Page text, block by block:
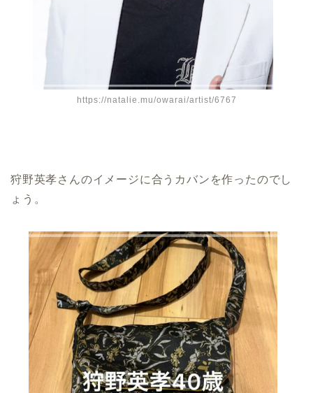
https://natalie.mu/owarai/artist/6767
狩野英孝さんのイメージに合うカバンを作ったのでし
ょう。